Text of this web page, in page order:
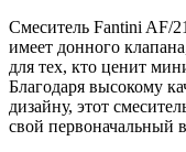
Смеситель Fantini AF/
имеет донного
для тех, кто ценит
Благодаря высокому
дизайну, этот
свой первоначальный